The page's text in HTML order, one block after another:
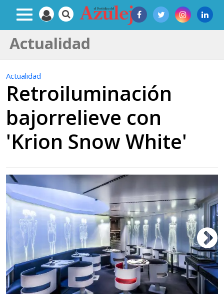
Actualidad
Actualidad
Retroiluminación
bajorrelieve con
'Krion Snow White'